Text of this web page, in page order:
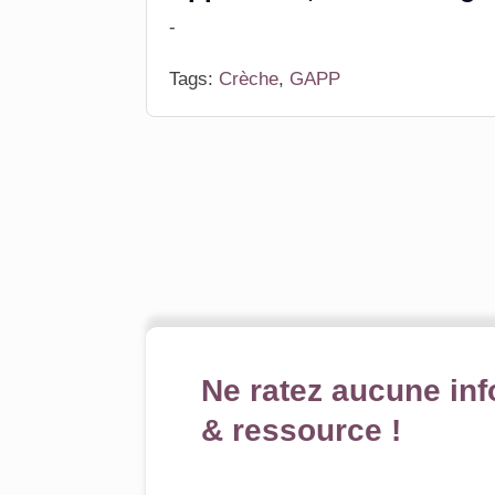
-
Tags: Crèche, GAPP
Ne ratez aucune
& ressource !